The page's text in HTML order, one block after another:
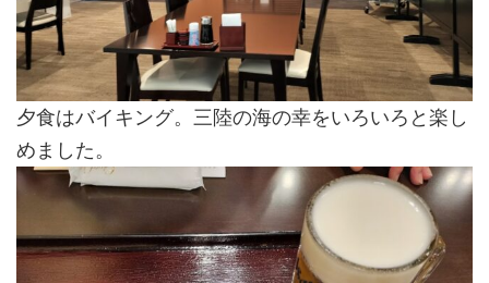
夕食はバイキング。三陸の海の幸をいろいろと楽し
めました。